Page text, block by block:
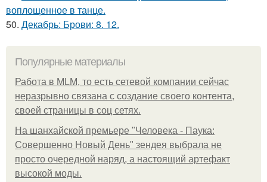
воплощенное в танце.
50. Декабрь: Брови: 8. 12.
Популярные материалы
Работа в MLM, то есть сетевой компании сейчас
неразрывно связана с создание своего контента,
своей страницы в соц сетях.
На шанхайской премьере "Человека - Паука:
Совершенно Новый День" зендея выбрала не
просто очередной наряд, а настоящий артефакт
высокой моды.